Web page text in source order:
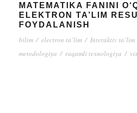
MATEMATIKA FANINI
ELEKTRON TA’LIM
FOYDALANISH
bilim / electron ta’lim / Interaktiv ta’lim
metodologiya / raqamli texnologiya /